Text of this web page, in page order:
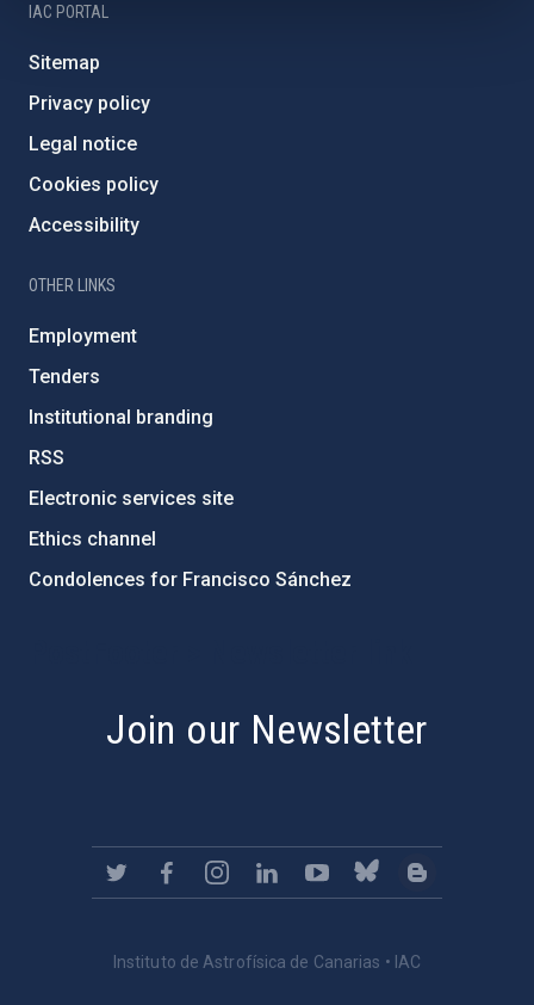
IAC PORTAL
Sitemap
Privacy policy
Legal notice
Cookies policy
Accessibility
OTHER LINKS
Employment
Tenders
Institutional branding
RSS
Electronic services site
Ethics channel
Condolences for Francisco Sánchez
Join our Newsletter
Instituto de Astrofísica de Canarias • IAC